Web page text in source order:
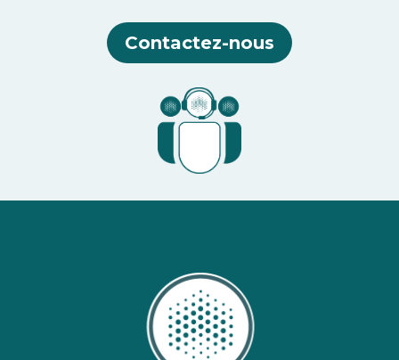
Contactez-nous